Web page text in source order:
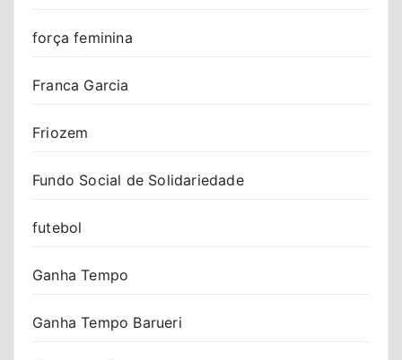
força feminina
Franca Garcia
Friozem
Fundo Social de Solidariedade
futebol
Ganha Tempo
Ganha Tempo Barueri